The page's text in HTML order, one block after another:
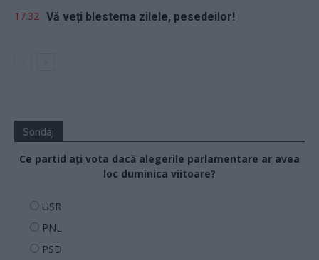
17.32 Vă veți blestema zilele, pesedeilor!
Sondaj
Ce partid ați vota dacă alegerile parlamentare ar avea
loc duminica viitoare?
USR
PNL
PSD